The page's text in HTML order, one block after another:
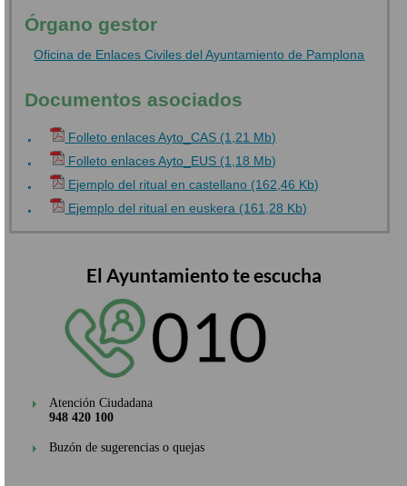
Órgano gestor
Oficina de Enlaces Civiles del Ayuntamiento de Pamplona
Documentos asociados
Folleto enlaces Ayto_CAS (1,21 Mb)
Folleto enlaces Ayto_EUS (1,18 Mb)
Ejemplo del ritual en castellano (162,46 Kb)
Ejemplo del ritual en euskera (161,28 Kb)
El Ayuntamiento te escucha
Atención Ciudadana
948 420 100
Buzón de sugerencias o quejas